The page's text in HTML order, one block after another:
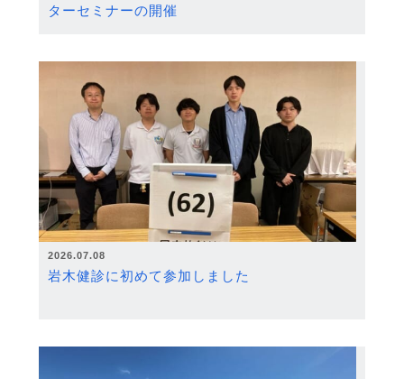
ターセミナーの開催
2026.07.08
岩木健診に初めて参加しました